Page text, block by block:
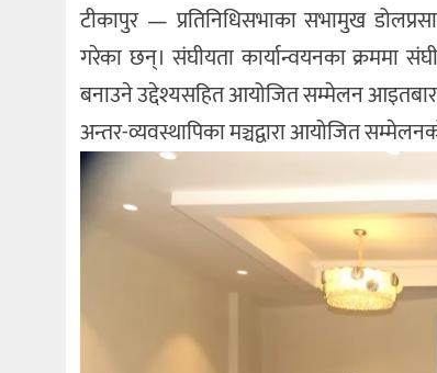
टीकापुर — प्रतिनिधिसभाका सभामुख
गरेका छन्। संघीयता कार्यान्वयनका क्रममा
बनाउने उद्देश्यसहित आयोजित सम्मेलन
अन्तर-व्यवस्थापिका मञ्चद्वारा आयोजित